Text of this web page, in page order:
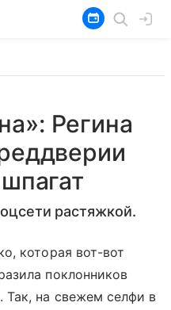
Регина
растяжкой.
которая вот-вот
поклонников
на свежем селфи в